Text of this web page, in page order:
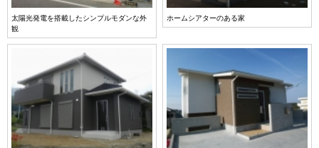
太陽光発電を搭載したシンプルモダンな外
観
ホームシアターのある家